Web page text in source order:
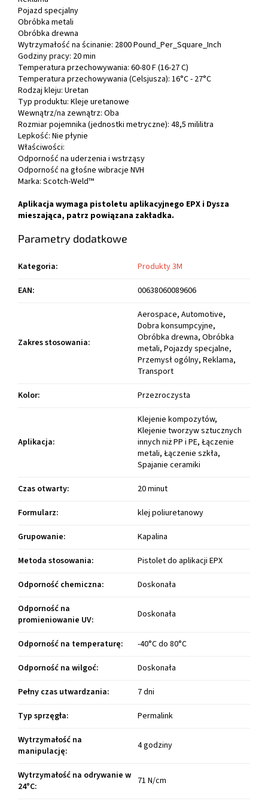
Pojazd specjalny
Obróbka metali
Obróbka drewna
Wytrzymałość na ścinanie: 2800 Pound_Per_Square_Inch
Godziny pracy: 20 min
Temperatura przechowywania: 60-80 F (16-27 C)
Temperatura przechowywania (Celsjusza): 16°C - 27°C
Rodzaj kleju: Uretan
Typ produktu: Kleje uretanowe
Wewnątrz/na zewnątrz: Oba
Rozmiar pojemnika (jednostki metryczne): 48,5 mililitra
Lepkość: Nie płynie
Właściwości:
Odporność na uderzenia i wstrząsy
Odporność na głośne wibracje NVH
Marka: Scotch-Weld™
Aplikacja wymaga pistoletu aplikacyjnego EPX i Dysza
mieszająca, patrz powiązana zakładka.
Parametry dodatkowe
Kategoria:
Produkty 3M
EAN: 00638060089606
Zakres stosowania:
Aerospace, Automotive,
Dobra konsumpcyjne,
Obróbka drewna, Obróbka
metali, Pojazdy specjalne,
Przemysł ogólny, Reklama,
Transport
Kolor: Przezroczysta
Aplikacja:
Klejenie kompozytów,
Klejenie tworzyw sztucznych
innych niż PP i PE, Łączenie
metali, Łączenie szkła,
Spajanie ceramiki
Czas otwarty:
20 minut
Formularz:
klej poliuretanowy
Grupowanie:
Kapalina
Metoda stosowania:
Pistolet do aplikacji EPX
Odporność chemiczna:
Doskonała
Odporność na
promieniowanie UV: Doskonała
Odporność na temperaturę:
-40°C do 80°C
Odporność na wilgoć:
Doskonała
Pełny czas utwardzania:
7 dni
Typ sprzęgła:
Permalink
Wytrzymałość na
manipulację: 4 godziny
Wytrzymałość na odrywanie w
24°C: 71 N/cm